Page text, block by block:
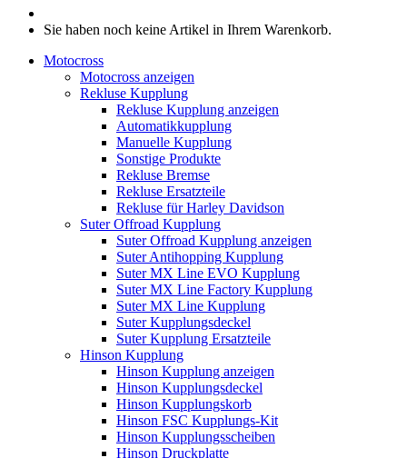
Sie haben noch keine Artikel in Ihrem Warenkorb.
Motocross
Motocross anzeigen
Rekluse Kupplung
Rekluse Kupplung anzeigen
Automatikkupplung
Manuelle Kupplung
Sonstige Produkte
Rekluse Bremse
Rekluse Ersatzteile
Rekluse für Harley Davidson
Suter Offroad Kupplung
Suter Offroad Kupplung anzeigen
Suter Antihopping Kupplung
Suter MX Line EVO Kupplung
Suter MX Line Factory Kupplung
Suter MX Line Kupplung
Suter Kupplungsdeckel
Suter Kupplung Ersatzteile
Hinson Kupplung
Hinson Kupplung anzeigen
Hinson Kupplungsdeckel
Hinson Kupplungskorb
Hinson FSC Kupplungs-Kit
Hinson Kupplungsscheiben
Hinson Druckplatte